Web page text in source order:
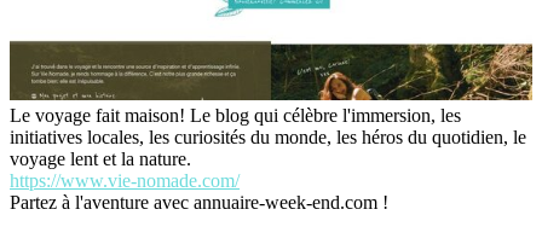
Le voyage fait maison! Le blog qui célèbre l'immersion, les
initiatives locales, les curiosités du monde, les héros du quotidien, le
voyage lent et la nature.
https://www.vie-nomade.com/
Partez à l'aventure avec annuaire-week-end.com !